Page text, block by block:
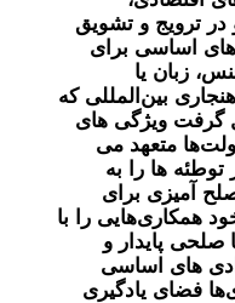
در ترویج و تشویق
های اساسی برای
زبان یا
بین‌المللی که
گرفت ویژگی های
متعهد می
ها را به
آمیزی برای
همکاری‌هایی را با
صلحی پایدار و
های اساسی
فضای یادگیری